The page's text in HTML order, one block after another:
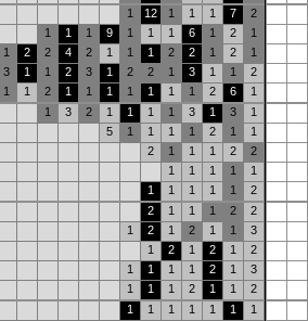
1
12 1 1 1 7
2
1
1 1 9 1 1 1 6 1 2
1
1 2 2 4 2 1 1 1 2 2 1 2
1
3
1 1 2 3 1 2 2 1 3 1 1
2
1
1 2 1 1 1 1 1 1 1 2 6
1
1
3 2 1 1 1 1 3 1 3
1
5
1 1 1 1 2 1
1
2
1 1 1 2
2
1
1 1 1
1
1
1 1 1 1
2
2
1 1 1 2
2
1
2 1 2 1 1
3
1
2 1 2 1
2
1
1 1 1 2 1
3
1
1 1 2 1 1
2
1
1 1 1 1 1
1